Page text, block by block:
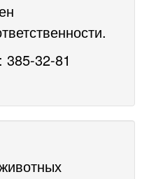
385-32-81